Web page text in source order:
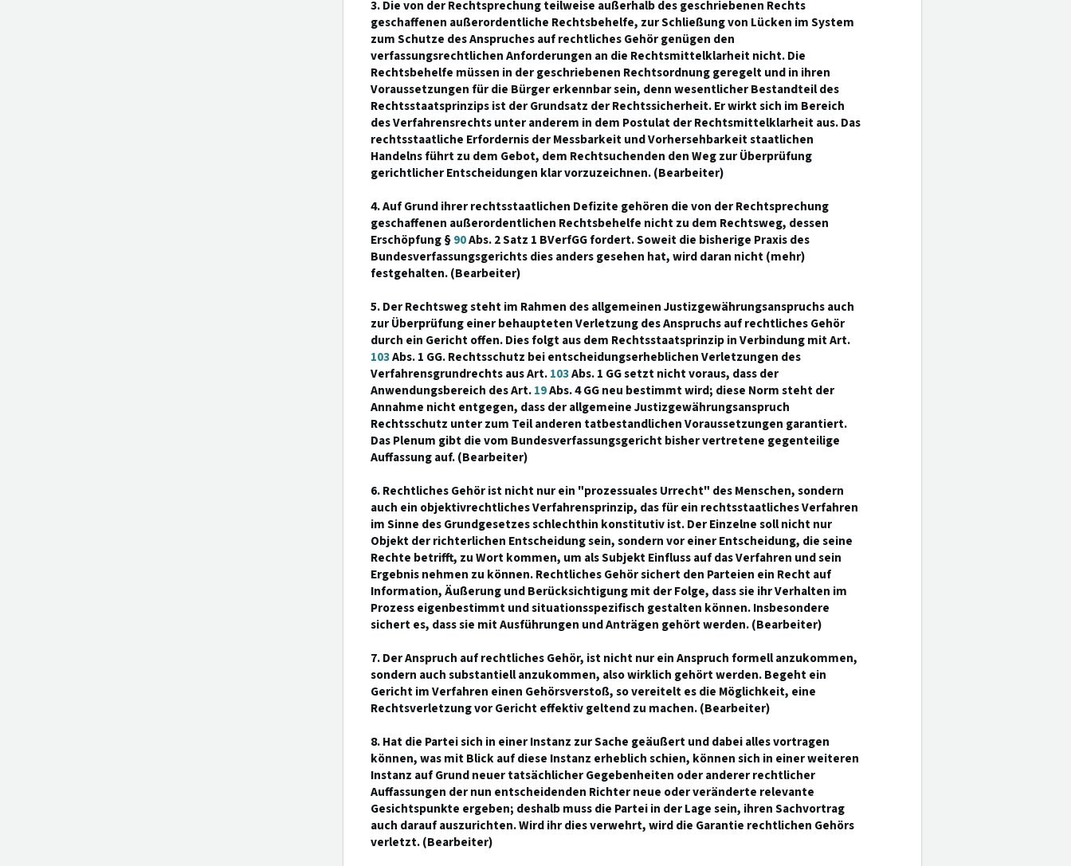
3. Die von der Rechtsprechung teilweise außerhalb des geschriebenen Rechts
geschaffenen außerordentliche Rechtsbehelfe, zur Schließung von Lücken im System
zum Schutze des Anspruches auf rechtliches Gehör genügen den
verfassungsrechtlichen Anforderungen an die Rechtsmittelklarheit nicht. Die
Rechtsbehelfe müssen in der geschriebenen Rechtsordnung geregelt und in ihren
Voraussetzungen für die Bürger erkennbar sein, denn wesentlicher Bestandteil des
Rechtsstaatsprinzips ist der Grundsatz der Rechtssicherheit. Er wirkt sich im Bereich
des Verfahrensrechts unter anderem in dem Postulat der Rechtsmittelklarheit aus. Das
rechtsstaatliche Erfordernis der Messbarkeit und Vorhersehbarkeit staatlichen
Handelns führt zu dem Gebot, dem Rechtsuchenden den Weg zur Überprüfung
gerichtlicher Entscheidungen klar vorzuzeichnen. (Bearbeiter)
4. Auf Grund ihrer rechtsstaatlichen Defizite gehören die von der Rechtsprechung
geschaffenen außerordentlichen Rechtsbehelfe nicht zu dem Rechtsweg, dessen
Erschöpfung §90Abs. 2 Satz 1 BVerfGG fordert. Soweit die bisherige Praxis des
Bundesverfassungsgerichts dies anders gesehen hat, wird daran nicht (mehr)
festgehalten. (Bearbeiter)
5. Der Rechtsweg steht im Rahmen des allgemeinen Justizgewährungsanspruchs auch
zur Überprüfung einer behaupteten Verletzung des Anspruchs auf rechtliches Gehör
durch ein Gericht offen. Dies folgt aus dem Rechtsstaatsprinzip in Verbindung mit Art.
103Abs. 1 GG. Rechtsschutz bei entscheidungserheblichen Verletzungen des
Verfahrensgrundrechts aus Art.103Abs. 1 GG setzt nicht voraus, dass der
Anwendungsbereich des Art.19Abs. 4 GG neu bestimmt wird; diese Norm steht der
Annahme nicht entgegen, dass der allgemeine Justizgewährungsanspruch
Rechtsschutz unter zum Teil anderen tatbestandlichen Voraussetzungen garantiert.
Das Plenum gibt die vom Bundesverfassungsgericht bisher vertretene gegenteilige
Auffassung auf. (Bearbeiter)
6. Rechtliches Gehör ist nicht nur ein "prozessuales Urrecht" des Menschen, sondern
auch ein objektivrechtliches Verfahrensprinzip, das für ein rechtsstaatliches Verfahren
im Sinne des Grundgesetzes schlechthin konstitutiv ist. Der Einzelne soll nicht nur
Objekt der richterlichen Entscheidung sein, sondern vor einer Entscheidung, die seine
Rechte betrifft, zu Wort kommen, um als Subjekt Einfluss auf das Verfahren und sein
Ergebnis nehmen zu können. Rechtliches Gehör sichert den Parteien ein Recht auf
Information, Äußerung und Berücksichtigung mit der Folge, dass sie ihr Verhalten im
Prozess eigenbestimmt und situationsspezifisch gestalten können. Insbesondere
sichert es, dass sie mit Ausführungen und Anträgen gehört werden. (Bearbeiter)
7. Der Anspruch auf rechtliches Gehör, ist nicht nur ein Anspruch formell anzukommen,
sondern auch substantiell anzukommen, also wirklich gehört werden. Begeht ein
Gericht im Verfahren einen Gehörsverstoß, so vereitelt es die Möglichkeit, eine
Rechtsverletzung vor Gericht effektiv geltend zu machen. (Bearbeiter)
8. Hat die Partei sich in einer Instanz zur Sache geäußert und dabei alles vortragen
können, was mit Blick auf diese Instanz erheblich schien, können sich in einer weiteren
Instanz auf Grund neuer tatsächlicher Gegebenheiten oder anderer rechtlicher
Auffassungen der nun entscheidenden Richter neue oder veränderte relevante
Gesichtspunkte ergeben; deshalb muss die Partei in der Lage sein, ihren Sachvortrag
auch darauf auszurichten. Wird ihr dies verwehrt, wird die Garantie rechtlichen Gehörs
verletzt. (Bearbeiter)